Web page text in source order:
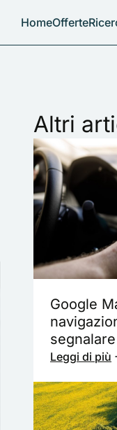
HomeOfferte
Altri
Google
Leggi di più